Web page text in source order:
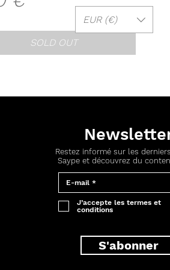
SOLD OUT
EUR (€)
Restez informé sur les
Saype et découvrez du
J’accepte les termes et
conditions
S'abonner